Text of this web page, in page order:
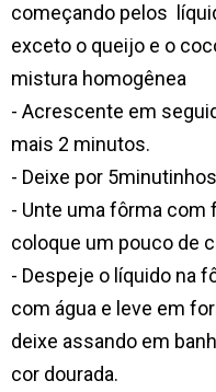
começando pelos
exceto o queijo e o
mistura homogênea
- Acrescente em
mais 2 minutos.
- Deixe por
- Unte uma fôrma com
coloque um pouco de
- Despeje o líquido na
com água e leve em
deixe assando em
cor dourada.